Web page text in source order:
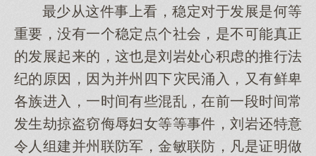
最少从这件事上看，稳定对于发展是何等
重要，没有一个稳定点个社会，是不可能真正
的发展起来的，这也是刘岩处心积虑的推行法
纪的原因，因为并州四下灾民涌入，又有鲜卑
各族进入，一时间有些混乱，在前一段时间常
发生劫掠盗窃侮辱妇女等等事件，刘岩还特意
令人组建并州联防军，金敏联防，凡是证明做